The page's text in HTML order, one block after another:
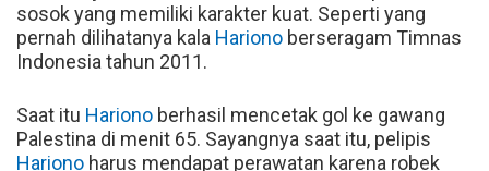
sosok yang memiliki karakter kuat. Seperti yang
pernah dilihatanya kala Hariono berseragam Timnas
Indonesia tahun 2011.
Saat itu Hariono berhasil mencetak gol ke gawang
Palestina di menit 65. Sayangnya saat itu, pelipis
Hariono harus mendapat perawatan karena robek